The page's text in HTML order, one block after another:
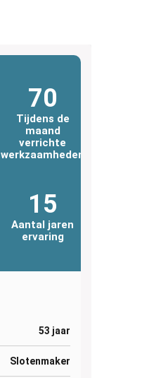
70
Tijdens de
maand
verrichte
werkzaamheden
15
Aantal jaren
ervaring
53 jaar
Slotenmaker